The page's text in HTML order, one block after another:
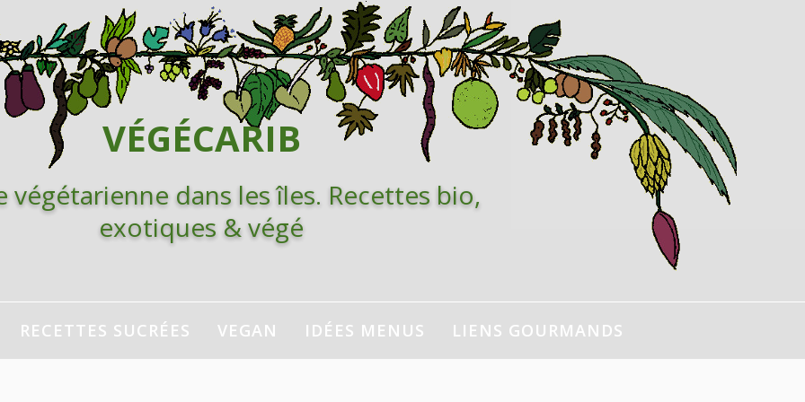
VÉGÉCARIB
végétarienne dans les îles. Recettes bio,
exotiques & végé
RECETTES SUCRÉES VEGAN IDÉES MENUS LIENS GOURMANDS